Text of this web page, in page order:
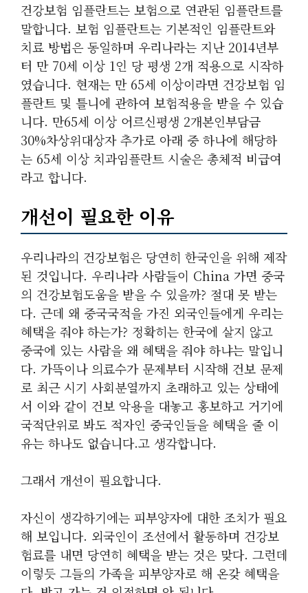
건강보험 임플란트는 보험으로 연관된 임플란트를
말합니다. 보험 임플란트는 기본적인 임플란트와
치료 방법은 동일하며 우리나라는 지난 2014년부
터 만 70세 이상 1인 당 평생 2개 적용으로 시작하
였습니다. 현재는 만 65세 이상이라면 건강보험 임
플란트 및 틀니에 관하여 보험적용을 받을 수 있습
니다. 만65세 이상 어르신평생 2개본인부담금
30%차상위대상자 추가로 아래 중 하나에 해당하
는 65세 이상 치과임플란트 시술은 총체적 비급여
라고 합니다.
개선이 필요한 이유
우리나라의 건강보험은 당연히 한국인을 위해 제작
된 것입니다. 우리나라 사람들이 China 가면 중국
의 건강보험도움을 받을 수 있을까? 절대 못 받는
다. 근데 왜 중국국적을 가진 외국인들에게 우리는
혜택을 줘야 하는가? 정확히는 한국에 살지 않고
중국에 있는 사람을 왜 혜택을 줘야 하냐는 말입니
다. 가뜩이나 의료수가 문제부터 시작해 건보 문제
로 최근 시기 사회분열까지 초래하고 있는 상태에
서 이와 같이 건보 악용을 대놓고 홍보하고 거기에
국적단위로 봐도 적자인 중국인들을 혜택을 줄 이
유는 하나도 없습니다.고 생각합니다.
그래서 개선이 필요합니다.
자신이 생각하기에는 피부양자에 대한 조치가 필요
해 보입니다. 외국인이 조선에서 활동하며 건강보
험료를 내면 당연히 혜택을 받는 것은 맞다. 그런데
이렇듯 그들의 가족을 피부양자로 해 온갖 혜택을